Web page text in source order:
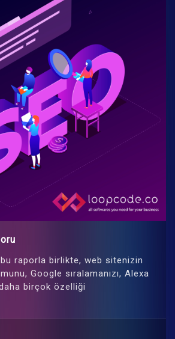
bu raporla birlikte, web sitenizin
Google sıralamanızı, Alexa
birçok özelliği